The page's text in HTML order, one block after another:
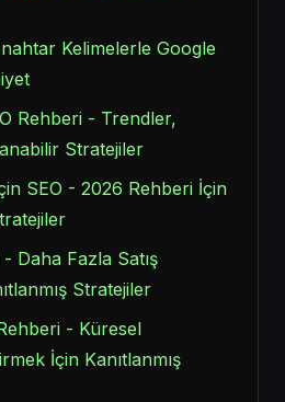
Kelimelerle Google
Rehberi - Trendler,
Stratejiler
SEO - 2026 Rehberi İçin
Daha Fazla Satış
Stratejiler
- Küresel
İçin Kanıtlanmış